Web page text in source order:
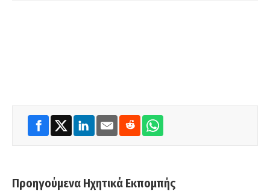
Προηγούμενα Ηχητικά Εκπομπής